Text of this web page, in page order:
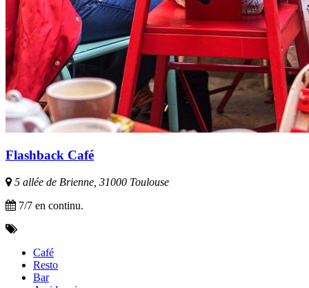
Flashback Café
5 allée de Brienne, 31000 Toulouse
7/7 en continu.
Café
Resto
Bar